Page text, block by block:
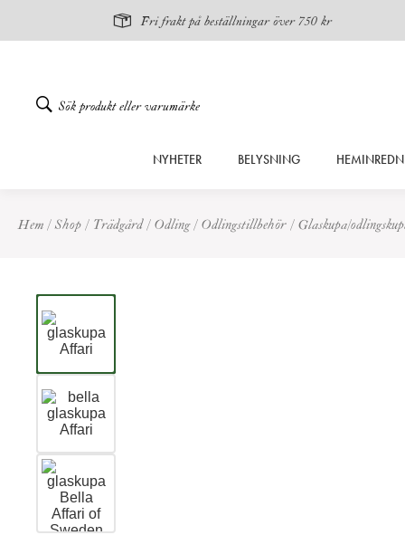
Fri frakt på beställningar över 750 kr
innehåll
NYHETER BELYSNING
Hem/Shop/ Trädgård/Odling/Odlingstillbehör/Glaskupa/